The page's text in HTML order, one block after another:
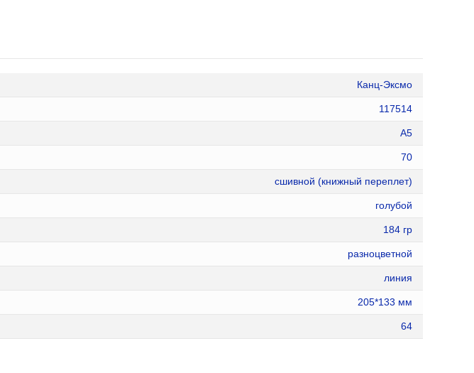
Канц-Эксмо
117514
А5
70
сшивной (книжный переплет)
голубой
184 гр
разноцветной
линия
205*133 мм
64